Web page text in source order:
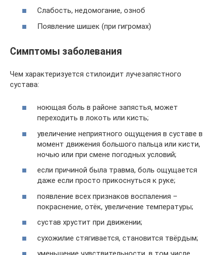
Слабость, недомогание, озноб
Появление шишек (при гигромах)
Симптомы заболевания
Чем характеризуется стилоидит лучезапястного
сустава:
ноющая боль в районе запястья, может
переходить в локоть или кисть;
увеличение неприятного ощущения в суставе в
момент движения большого пальца или кисти,
ночью или при смене погодных условий;
если причиной была травма, боль ощущается
даже если просто прикоснуться к руке;
появление всех признаков воспаления –
покраснение, отёк, увеличение температуры;
сустав хрустит при движении;
сухожилие стягивается, становится твёрдым;